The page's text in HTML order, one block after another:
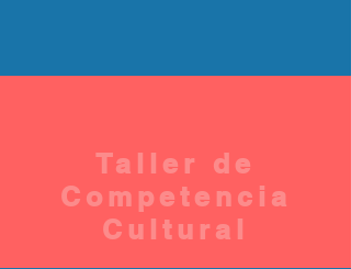
Taller de
Competencia
Cultural